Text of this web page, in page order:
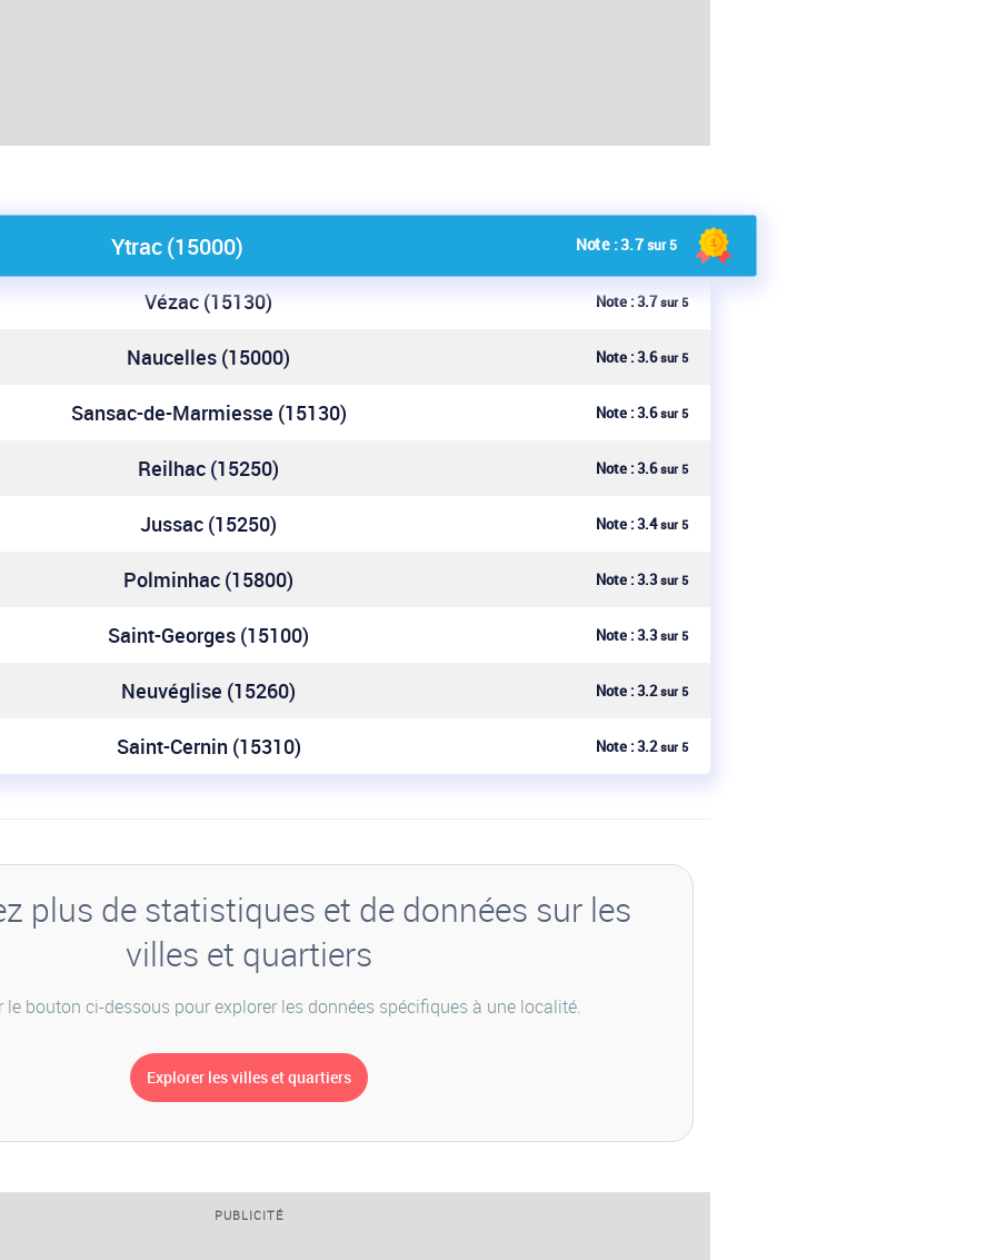
Ytrac (15000) Note :3.7 sur 5
Vézac (15130) Note :3.7 sur 5
Naucelles (15000) Note :3.6 sur 5
Sansac-de-Marmiesse (15130) Note :3.6 sur 5
Reilhac (15250) Note :3.6 sur 5
Jussac (15250) Note :3.4 sur 5
Polminhac (15800) Note :3.3 sur 5
Saint-Georges (15100) Note :3.3 sur 5
Neuvéglise (15260) Note :3.2 sur 5
Saint-Cernin (15310) Note :3.2 sur 5
plus de statistiques et de données sur les
villes et quartiers
le bouton ci-dessous pour explorer les données spécifiques à une localité.
PUBLICITÉ